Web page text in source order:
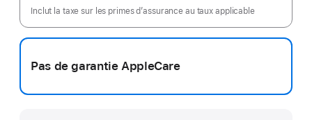
Inclut la taxe sur les primes d’assurance au taux applicable
Pas de garantie AppleCare